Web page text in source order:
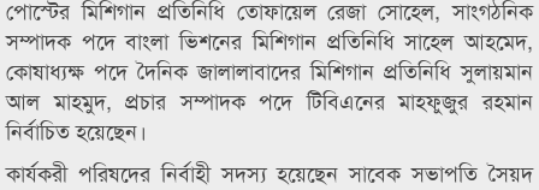
পোস্টের মিশিগান প্রতিনিধি তোফায়েল রেজা সোহেল, সাংগঠনিক
সম্পাদক পদে বাংলা ভিশনের মিশিগান প্রতিনিধি সাহেল আহমেদ,
কোষাধ্যক্ষ পদে দৈনিক জালালাবাদের মিশিগান প্রতিনিধি সুলায়মান
আল মাহমুদ, প্রচার সম্পাদক পদে টিবিএনের মাহফুজুর রহমান
নির্বাচিত হয়েছেন।
কার্যকরী পরিষদের নির্বাহী সদস্য হয়েছেন সাবেক সভাপতি সৈয়দ